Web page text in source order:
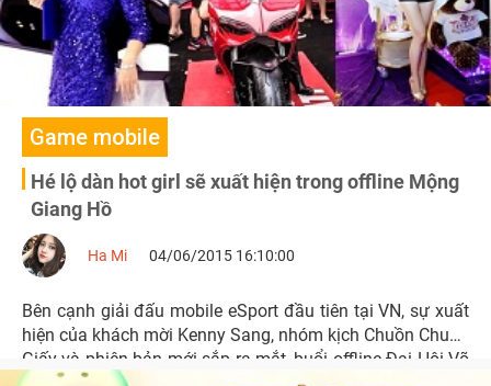
Game mobile
Hé lộ dàn hot girl sẽ xuất hiện trong offline Mộng
Giang Hồ
Ha Mi 04/06/2015 16:10:00
Bên cạnh giải đấu mobile eSport đầu tiên tại VN, sự xuất
hiện của khách mời Kenny Sang, nhóm kịch Chuồn Chuồn
Giấy và phiên bản mới sắp ra mắt, buổi offline Đại Hội Võ